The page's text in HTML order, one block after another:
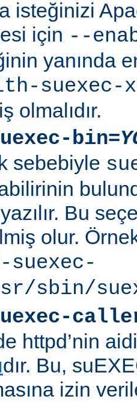
isteğinizi
için --
yanında
suexec-
olmalıdır.
bin=
sebebiyle
Bu
olur.
sbin/
httpd’nin
dır. Bu,
izin